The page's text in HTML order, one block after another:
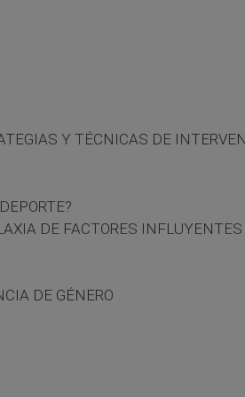
Y TÉCNICAS DE
DE FACTORES INFLUYENTES
DE GÉNERO